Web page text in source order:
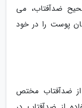
ضدآفتاب، می
پوست را در خود
از ضدآفتاب مختص